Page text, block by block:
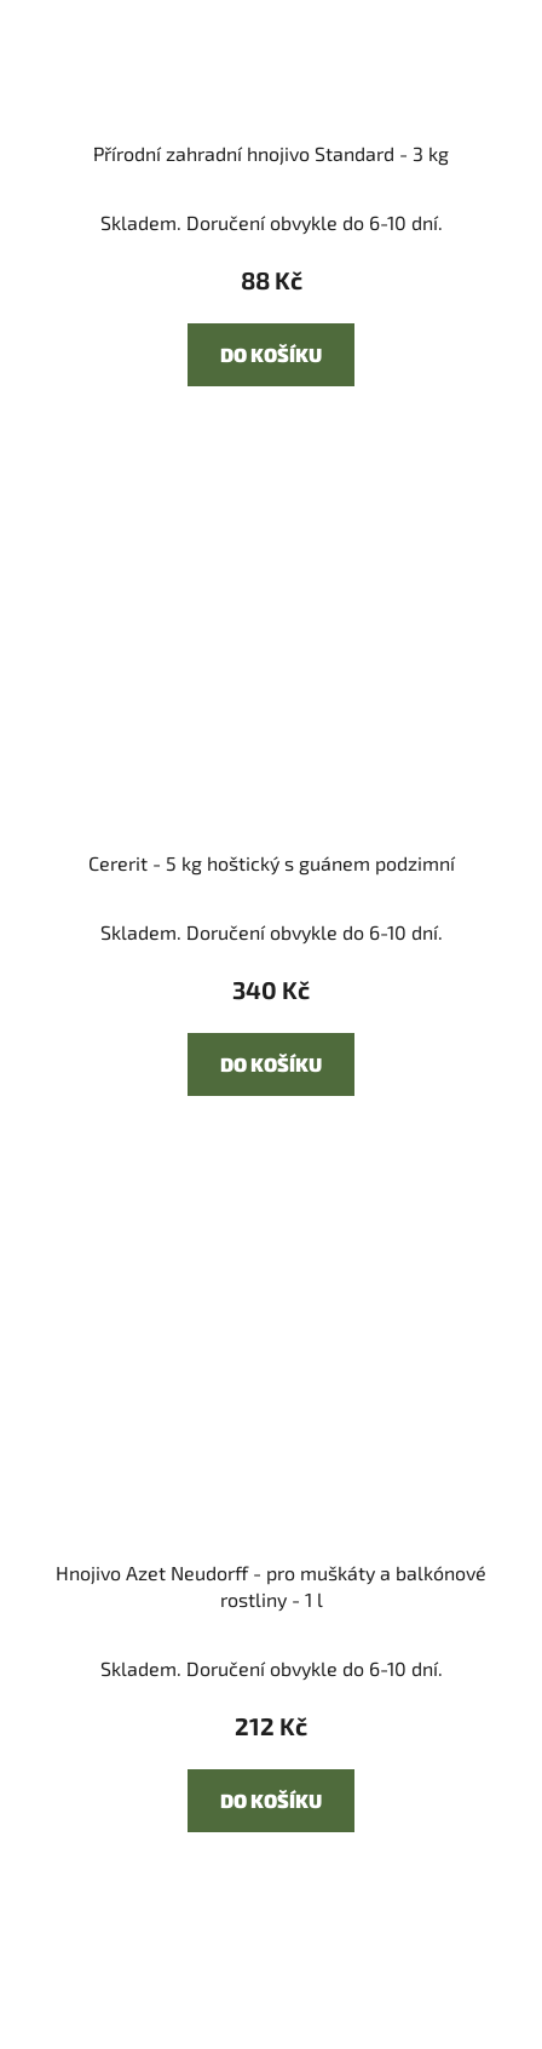
Přírodní zahradní hnojivo Standard - 3 kg
Skladem. Doručení obvykle do 6-10 dní.
88 Kč
DO KOŠÍKU
Cererit - 5 kg hoštický s guánem podzimní
Skladem. Doručení obvykle do 6-10 dní.
340 Kč
DO KOŠÍKU
Hnojivo Azet Neudorff - pro muškáty a balkónové
rostliny - 1 l
Skladem. Doručení obvykle do 6-10 dní.
212 Kč
DO KOŠÍKU